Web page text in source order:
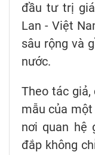
đầu tư trị
Lan - Việt
sâu rộng và
nước.
Theo tác
mẫu của một
nơi quan hệ
đắp không